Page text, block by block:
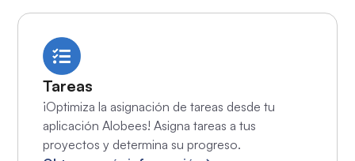
Tareas
¡Optimiza la asignación de tareas desde tu
aplicación Alobees! Asigna tareas a tus
proyectos y determina su progreso.